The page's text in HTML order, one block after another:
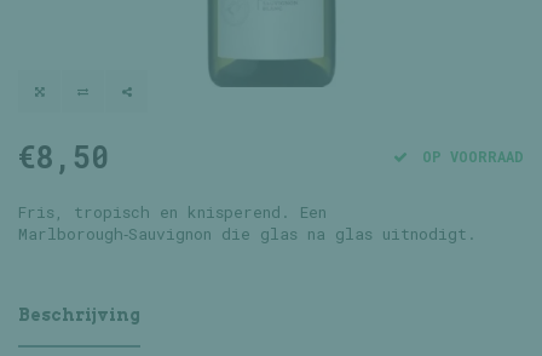
€8,50 OP VOORRAAD
Fris, tropisch en knisperend. Een
Marlborough‑Sauvignon die glas na glas uitnodigt.
Beschrijving